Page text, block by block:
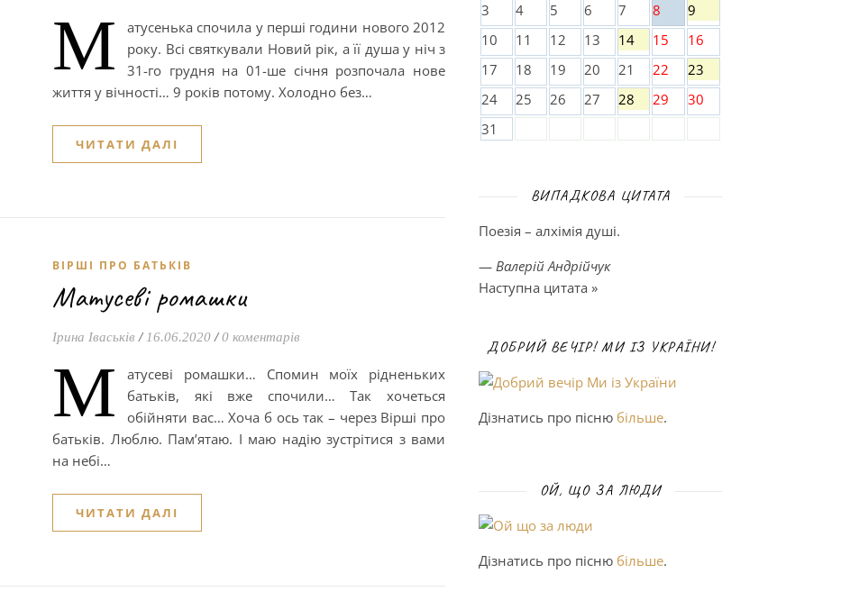
М
атусенька спочила у перші години нового 2012
року. Всі святкували Новий рік, а її душа у ніч з
31-го грудня на 01-ше січня розпочала нове
життя у вічності… 9 років потому. Холодно без…
ЧИТАТИ ДАЛІ
ВІРШІ ПРО БАТЬКІВ
Матусеві ромашки
Ірина Іваськів / 16.06.2020 / 0 коментарів
М
атусеві ромашки… Спомин моїх рідненьких
батьків, які вже спочили… Так хочеться
обійняти вас… Хоча б ось так – через Вірші про
батьків. Люблю. Пам’ятаю. І маю надію зустрітися з вами
на небі…
ЧИТАТИ ДАЛІ
3
4 5 6 7 8
9
10
11 12 13 14 15
16
17
18 19 20 21 22
23
24
25 26 27 28 29
30
31
ВИПАДКОВА ЦИТАТА
Поезія – алхімія душі.
— Валерій Андрійчук
Наступна цитата »
ДОБРИЙ ВЕЧІР! МИ ІЗ УКРАЇНИ!
Дізнатись про пісню більше.
ОЙ, ЩО ЗА ЛЮДИ
Дізнатись про пісню більше.